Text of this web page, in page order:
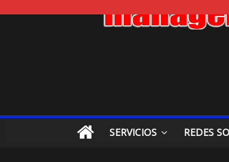
SERVICIOS REDES